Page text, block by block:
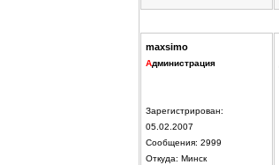
maxsimo
Администрация
Зарегистрирован:
05.02.2007
Сообщения: 2999
Откуда: Минск